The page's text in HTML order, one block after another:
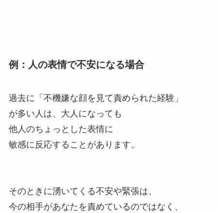
例：人の表情で不安になる場合
過去に「不機嫌な顔を見て責められた経験」
が多い人は、大人になっても
他人のちょっとした表情に
敏感に反応することがあります。
そのときに湧いてくる不安や緊張は、
今の相手があなたを責めているのではなく、